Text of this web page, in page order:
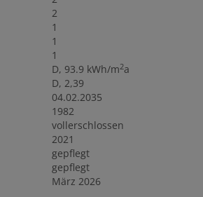
2
1
1
1
D, 93.9 kWh/m2a
D, 2,39
04.02.2035
1982
vollerschlossen
2021
gepflegt
gepflegt
März 2026